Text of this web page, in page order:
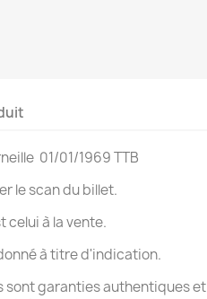
01/01/1969 TTB
le scan du billet.
celui à la vente.
à titre d'indication.
sont garanties authentiques et